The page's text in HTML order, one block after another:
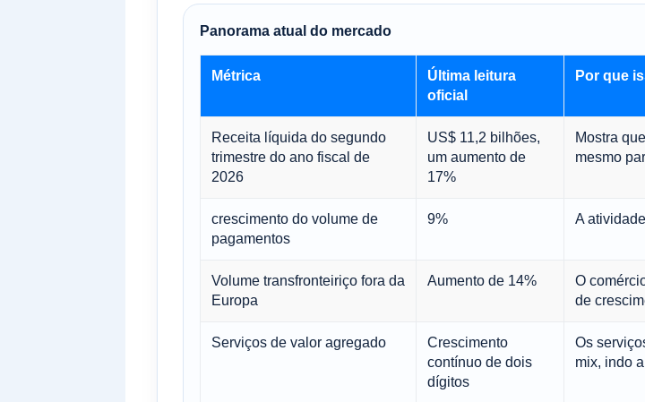
Panorama atual do mercado
Métrica
Última leitura
oficial
Por que
Receita líquida do segundo
trimestre do ano fiscal de
2026
US$ 11,2 bilhões,
um aumento de
17%
Mostra
mesmo
crescimento do volume de
pagamentos
9% A
Volume transfronteiriço fora da
Europa
Aumento de 14%
O
de
Serviços de valor agregado
Crescimento
contínuo de dois
dígitos
Os
mix, indo